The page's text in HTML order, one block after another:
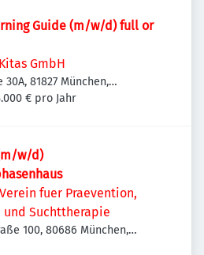
Guide (m/w/d) full or
GmbH
81827 München,
€ pro Jahr
w/d)
fuer Praevention,
und Suchttherapie
100, 80686 München,